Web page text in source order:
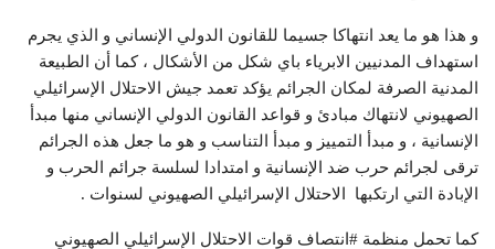
و هذا هو ما يعد انتهاكا جسيما للقانون الدولي الإنساني و الذي يجرم
استهداف المدنيين الابرياء باي شكل من الأشكال ، كما أن الطبيعة
المدنية الصرفة لمكان الجرائم يؤكد تعمد جيش الاحتلال الإسرائيلي
الصهيوني لانتهاك مبادئ و قواعد القانون الدولي الإنساني منها مبدأ
الإنسانية ، و مبدأ التمييز و مبدأ التناسب و هو ما جعل هذه الجرائم
ترقى لجرائم حرب ضد الإنسانية و امتدادا لسلسة جرائم الحرب و
الإبادة التي ارتكبها الاحتلال الإسرائيلي الصهيوني لسنوات .
كما تحمل منظمة #انتصاف قوات الاحتلال الإسرائيلي الصهيوني